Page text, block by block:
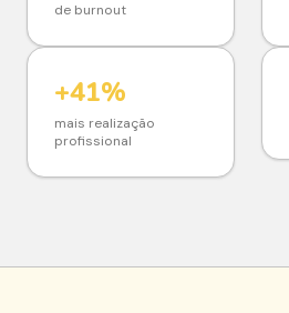
de burnout
+41%
mais realização
profissional